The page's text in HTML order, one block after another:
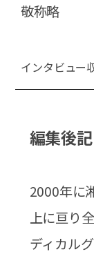
敬称略
インタビュー
編集後記
2000年に
上に亘り
ディカル